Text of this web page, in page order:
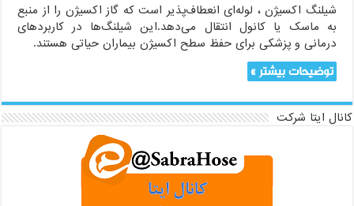
شیلنگ اکسیژن ، لوله‌ای انعطاف‌پذیر است که گاز اکسیژن را از منبع
به ماسک یا کانول انتقال می‌دهد.این شیلنگ‌ها در کاربردهای
درمانی و پزشکی برای حفظ سطح اکسیژن بیماران حیاتی هستند.
توضیحات بیشتر »
کانال ایتا شرکت